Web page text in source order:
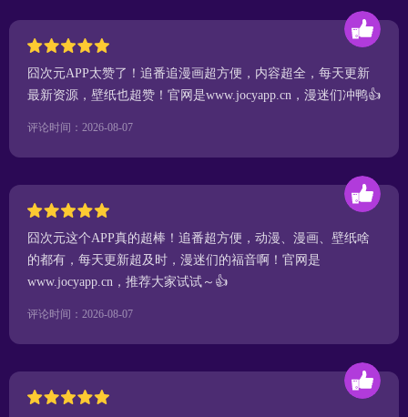
囧次元APP太赞了！追番追漫画超方便，内容超全，每天更新
最新资源，壁纸也超赞！官网是www.jocyapp.cn，漫迷们冲鸭👍
评论时间：2026-08-07
囧次元这个APP真的超棒！追番超方便，动漫、漫画、壁纸啥
的都有，每天更新超及时，漫迷们的福音啊！官网是
www.jocyapp.cn，推荐大家试试～👍
评论时间：2026-08-07